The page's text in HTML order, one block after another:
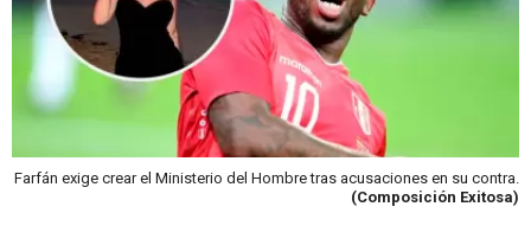
Farfán exige crear el Ministerio del Hombre tras acusaciones en su contra.
(Composición Exitosa)